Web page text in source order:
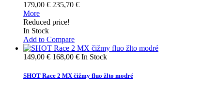
179,00 € 235,70 €
More
Reduced price!
In Stock
Add to Compare
149,00 € 168,00 € In Stock
SHOT Race 2 MX čižmy fluo žlto modré